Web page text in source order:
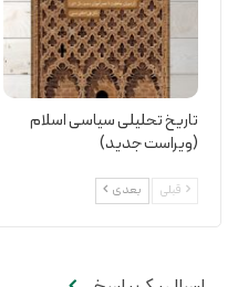
تاریخ تحلیلی سیاسی اسلام
(ویراست جدید)
قبلی بعدی